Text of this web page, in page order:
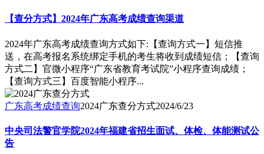
【查分方式】2024年广东高考成绩查询渠道
2024年广东高考成绩查询方式如下:【查询方式一】短信推
送，在高考报名系统绑定手机的考生将收到成绩短信；【查询
方式二】官微小程序“广东省教育考试院”小程序查询成绩；
【查询方式三】百度智能小程序...
广东高考成绩查询2024广东查分方式2024/6/23
中央司法警官学院2024年福建省招生面试、体检、体能测试公
告